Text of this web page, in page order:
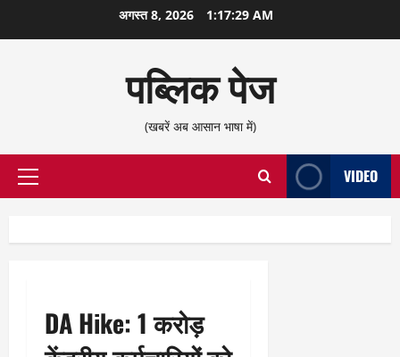
सामग्री
अगस्त 8, 2026 1:17:30 AM
पब्लिक पेज
(खबरें अब आसान भाषा में)
प्राथमिक
VIDEO
DA Hike: 1 करोड़